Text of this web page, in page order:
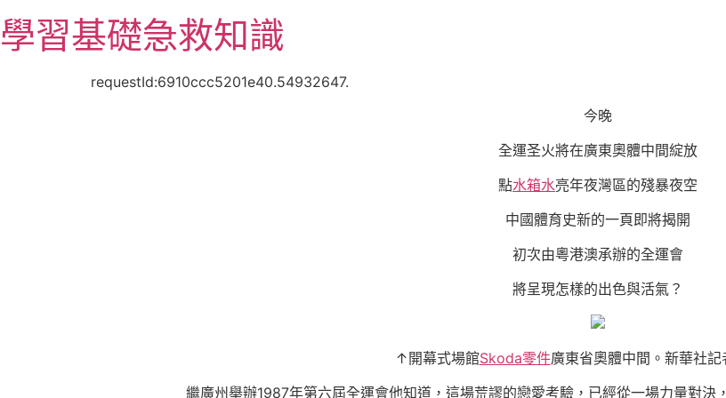
至
主
學習基礎急救知識
requestId:6910ccc5201e40.54932647.
今晚
全運圣火將在廣東奧體中間綻放
點水箱水亮年夜灣區的殘暴夜空
中國體育史新的一頁即將揭開
初次由粵港澳承辦的全運會
將呈現怎樣的出色與活氣？
↑開幕式場館Skoda零件廣東省奧體中間。新華社
繼廣州舉辦1987年第六屆全運會他知道，這場荒謬的戀愛考驗，已經從一場力量對決